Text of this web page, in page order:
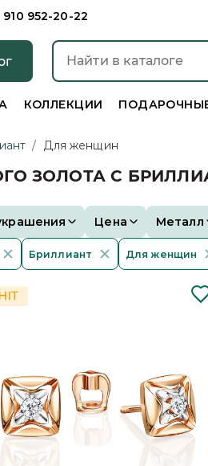
910 952-20-22
КОЛЛЕКЦИИ
/ Для женщин
ЗОЛОТА С
Цена Металл
Бриллиант Для женщин